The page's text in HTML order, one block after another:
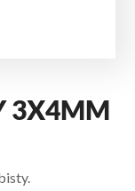
3X4MM